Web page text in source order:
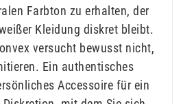
Farbton zu erhalten, der
Kleidung diskret bleibt.
versucht bewusst nicht,
Ein authentisches
Accessoire für ein